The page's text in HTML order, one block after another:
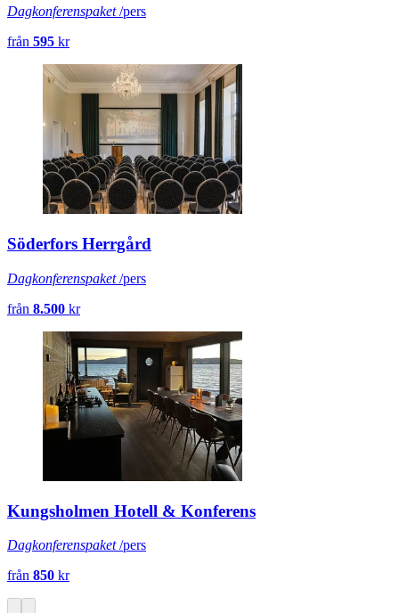
Dagkonferenspaket/pers
från 595 kr
Söderfors Herrgård
Dagkonferenspaket/pers
från 8.500 kr
Kungsholmen Hotell & Konferens
Dagkonferenspaket/pers
från 850 kr